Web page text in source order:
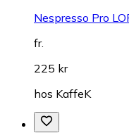
Nespresso Pro
fr.
225 kr
hos KaffeK